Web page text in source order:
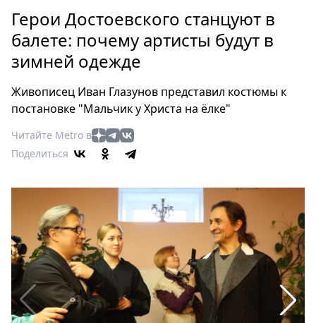
Россия
Мир
Здоровье
Туризм
Мода
Театр
Кино
Выставки
Пресс-
релизы
О
Metro
Стримы
Герои Достоевского станцуют в
балете: почему артисты будут в
зимней одежде
Живописец Иван Глазунов представил костюмы к
постановке "Мальчик у Христа на ёлке"
Читайте Metro в
Поделиться